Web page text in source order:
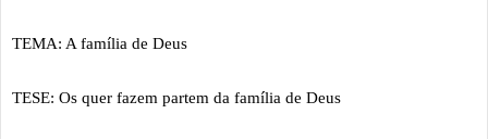
TEMA: A família de Deus
TESE: Os quer fazem partem da família de Deus